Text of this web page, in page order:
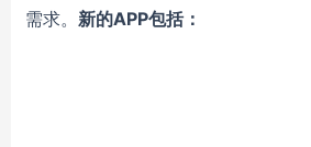
需求。 新的APP包括：